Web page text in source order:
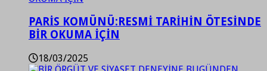
PARİS KOMÜNÜ:RESMİ TARİHİN ÖTESİNDE
BİR OKUMA İÇİN
18/03/2025